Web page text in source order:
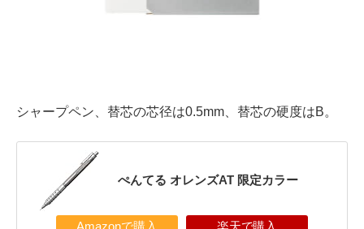
シャープペン、替芯の芯径は0.5mm、替芯の硬度はB。
ぺんてる オレンズAT 限定カラー
Amazonで購入 楽天で購入